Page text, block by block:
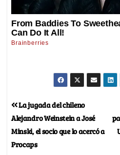
La jugada del chileno
Alejandro Weinstein a José
Minski, el socio que lo acercó a
Procaps